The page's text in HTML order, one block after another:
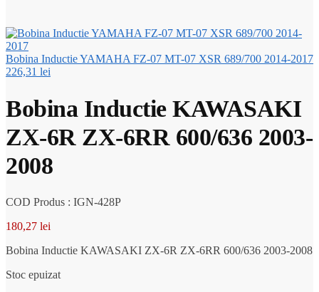
Bobina Inductie YAMAHA FZ-07 MT-07 XSR 689/700 2014-2017
226,31 lei
Bobina Inductie KAWASAKI
ZX-6R ZX-6RR 600/636 2003-
2008
COD Produs : IGN-428P
180,27 lei
Bobina Inductie KAWASAKI ZX-6R ZX-6RR 600/636 2003-2008
Stoc epuizat